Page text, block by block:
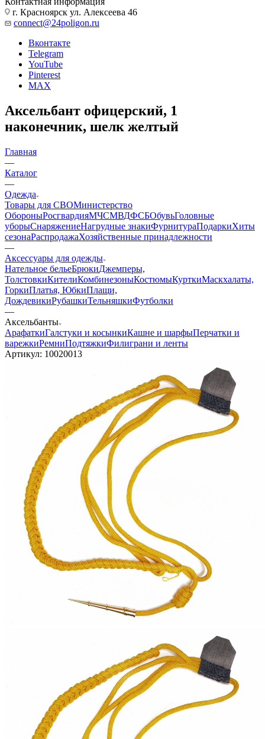
г. Красноярск ул. Алексеева 46
connect@24poligon.ru
Вконтакте
Telegram
YouTube
Pinterest
MAX
Аксельбант офицерский, 1
наконечник, шелк желтый
Главная
—
Каталог
—
Одежда
Товары для СВОМинистерство
ОбороныРосгвардияМЧСМВДФСБОбувьГоловные
уборыСнаряжениеНагрудные знакиФурнитураПодаркиХиты
сезонаРаспродажаХозяйственные принадлежности
—
Аксессуары для одежды
Нательное бельеБрюкиДжемперы,
ТолстовкиКителиКомбинезоныКостюмыКурткиМаскхалаты,
ГоркиПлатья, ЮбкиПлащи,
ДождевикиРубашкиТельняшкиФутболки
—
Аксельбанты
АрафаткиГалстуки и косынкиКашне и шарфыПерчатки и
варежкиРемниПодтяжкиФилиграни и ленты
Артикул: 10020013